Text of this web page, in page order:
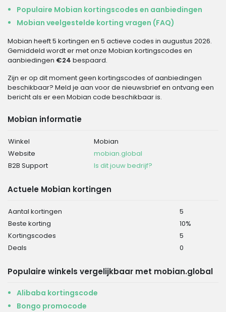
Populaire Mobian kortingscodes en aanbiedingen
Mobian veelgestelde korting vragen (FAQ)
Mobian heeft 5 kortingen en 5 actieve codes in augustus 2026.
Gemiddeld wordt er met onze Mobian kortingscodes en
aanbiedingen €24 bespaard.
Zijn er op dit moment geen kortingscodes of aanbiedingen
beschikbaar? Meld je aan voor de nieuwsbrief en ontvang een
bericht als er een Mobian code beschikbaar is.
Mobian informatie
Winkel
Mobian
Website
mobian.global
B2B Support
Is dit jouw bedrijf?
Actuele Mobian kortingen
Aantal kortingen
5
Beste korting
10%
Kortingscodes
5
Deals
0
Populaire winkels vergelijkbaar met mobian.global
Alibaba kortingscode
Bongo promocode